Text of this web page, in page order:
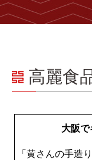
高麗食
大阪で
「黄さんの手造